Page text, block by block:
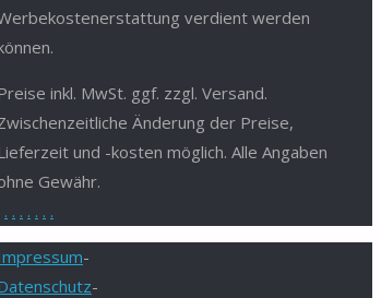
verdient werden
inkl. MwSt. ggf. zzgl. Versand.
Änderung der Preise,
und -kosten möglich. Alle Angaben
Gewähr.
. . . . . . .
-
-